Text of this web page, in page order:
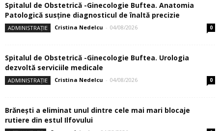
Spitalul de Obstetrică -Ginecologie Buftea. Anatomia
Patologică susţine diagnosticul de înaltă precizie
ADMINISTRAȚIE Cristina Nedelcu - 04/08/2026 0
Spitalul de Obstetrică -Ginecologie Buftea. Urologia
dezvoltă serviciile medicale
ADMINISTRAȚIE Cristina Nedelcu - 04/08/2026 0
Brănești a eliminat unul dintre cele mai mari blocaje
rutiere din estul Ilfovului